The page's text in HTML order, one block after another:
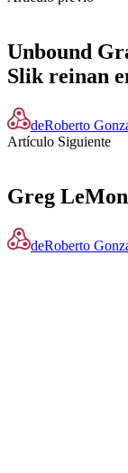
Unbound
Slik reinan
deRoberto
Artículo Siguiente
Greg
deRoberto